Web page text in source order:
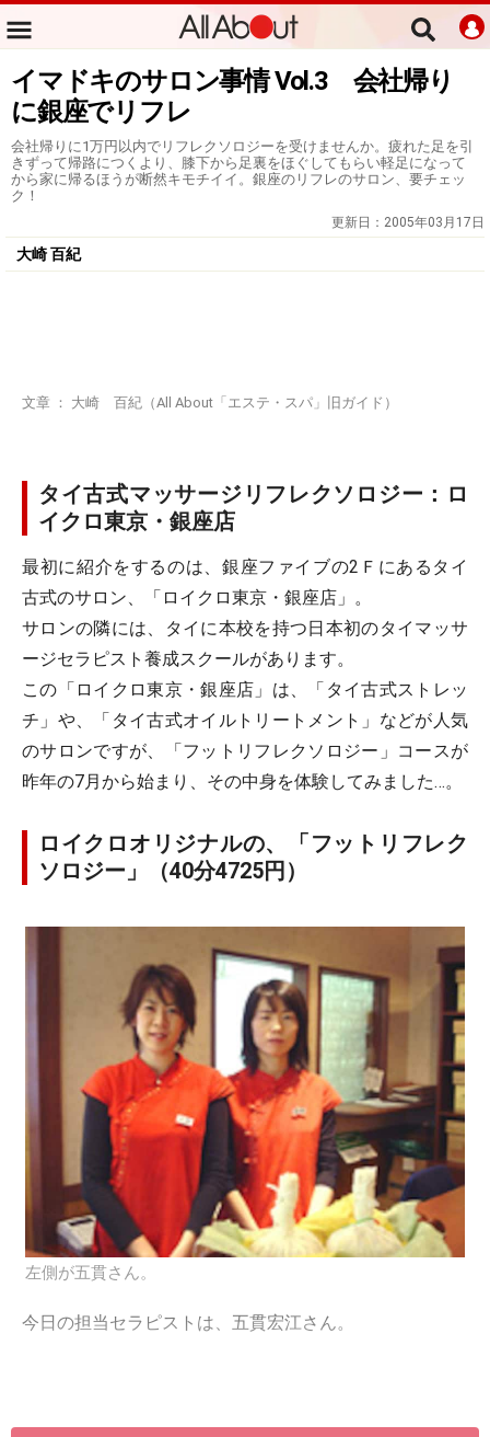
イマドキのサロン事情 Vol.3 会社帰り
に銀座でリフレ
会社帰りに1万円以内でリフレクソロジーを受けませんか。疲れた足を引
きずって帰路につくより、膝下から足裏をほぐしてもらい軽足になって
から家に帰るほうが断然キモチイイ。銀座のリフレのサロン、要チェッ
ク！
更新日： 2005年03月17日
大崎 百紀
文章 ： 大崎 百紀（All About「エステ・スパ」旧ガイド）
タイ古式マッサージリフレクソロジー：ロ
イクロ東京・銀座店
最初に紹介をするのは、銀座ファイブの2Ｆにあるタイ
古式のサロン、「ロイクロ東京・銀座店」。
サロンの隣には、タイに本校を持つ日本初のタイマッサ
ージセラピスト養成スクールがあります。
この「ロイクロ東京・銀座店」は、「タイ古式ストレッ
チ」や、「タイ古式オイルトリートメント」などが人気
のサロンですが、「フットリフレクソロジー」コースが
昨年の7月から始まり、その中身を体験してみました…。
ロイクロオリジナルの、「フットリフレク
ソロジー」（40分4725円）
左側が五貫さん。
今日の担当セラピストは、五貫宏江さん。